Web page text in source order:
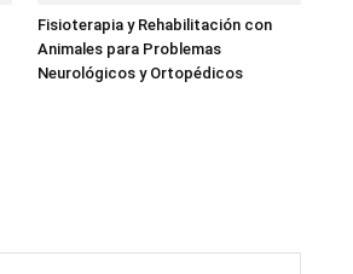
Fisioterapia y Rehabilitación con
Animales para Problemas
Neurológicos y Ortopédicos